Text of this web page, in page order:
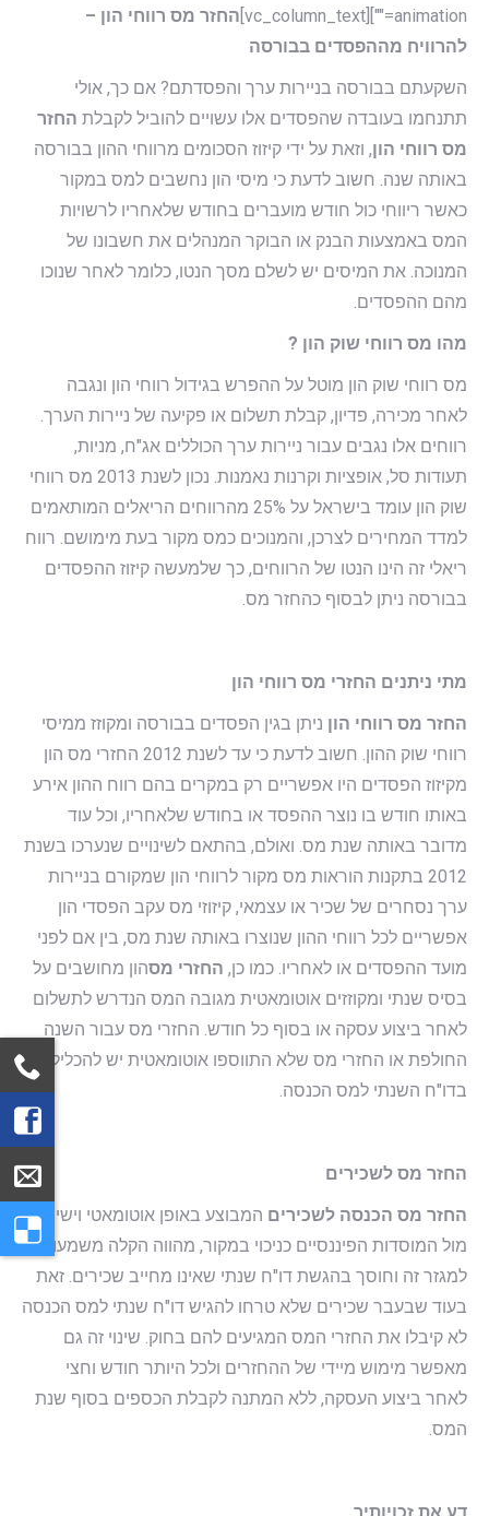
animation=""][vc_column_text]
החזר מס רווחי הון –
להרוויח מההפסדים בבורסה
השקעתם בבורסה בניירות ערך והפסדתם? אם כך, אולי
תתנחמו בעובדה שהפסדים אלו עשויים להוביל לקבלת החזר
מס רווחי הון, וזאת על ידי קיזוז הסכומים מרווחי ההון בבורסה
באותה שנה. חשוב לדעת כי מיסי הון נחשבים למס במקור
כאשר ריווחי כול חודש מועברים בחודש שלאחריו לרשויות
המס באמצעות הבנק או הבוקר המנהלים את חשבונו של
המנוכה. את המיסים יש לשלם מסך הנטו, כלומר לאחר שנוכו
מהם ההפסדים.
מהו מס רווחי שוק הון ?
מס רווחי שוק הון מוטל על ההפרש בגידול רווחי הון ונגבה
לאחר מכירה, פדיון, קבלת תשלום או פקיעה של ניירות הערך.
רווחים אלו נגבים עבור ניירות ערך הכוללים אג"ח, מניות,
תעודות סל, אופציות וקרנות נאמנות. נכון לשנת 2013 מס רווחי
שוק הון עומד בישראל על 25% מהרווחים הריאלים המותאמים
למדד המחירים לצרכן, והמנוכים כמס מקור בעת מימושם. רווח
ריאלי זה הינו הנטו של הרווחים, כך שלמעשה קיזוז ההפסדים
בבורסה ניתן לבסוף כהחזר מס.
מתי ניתנים החזרי מס רווחי הון
החזר מס רווחי הון ניתן בגין הפסדים בבורסה ומקוזז ממיסי
רווחי שוק ההון. חשוב לדעת כי עד לשנת 2012 החזרי מס הון
מקיזוז הפסדים היו אפשריים רק במקרים בהם רווח ההון אירע
באותו חודש בו נוצר ההפסד או בחודש שלאחריו, וכל עוד
מדובר באותה שנת מס. ואולם, בהתאם לשינויים שנערכו בשנת
2012 בתקנות הוראות מס מקור לרווחי הון שמקורם בניירות
ערך נסחרים של שכיר או עצמאי, קיזוזי מס עקב הפסדי הון
אפשריים לכל רווחי ההון שנוצרו באותה שנת מס, בין אם לפני
מועד ההפסדים או לאחריו. כמו כן, החזרי מסהון מחושבים על
בסיס שנתי ומקוזזים אוטומאטית מגובה המס הנדרש לתשלום
לאחר ביצוע עסקה או בסוף כל חודש. החזרי מס עבור השנה
החולפת או החזרי מס שלא התווספו אוטומאטית יש להכליל
בדו"ח השנתי למס הכנסה.
החזר מס לשכירים
החזר מס הכנסה לשכירים המבוצע באופן אוטומאטי וישיר
מול המוסדות הפיננסיים כניכוי במקור, מהווה הקלה משמעותית
למגזר זה וחוסך בהגשת דו"ח שנתי שאינו מחייב שכירים. זאת
בעוד שבעבר שכירים שלא טרחו להגיש דו"ח שנתי למס הכנסה
לא קיבלו את החזרי המס המגיעים להם בחוק. שינוי זה גם
מאפשר מימוש מיידי של ההחזרים ולכל היותר חודש וחצי
לאחר ביצוע העסקה, ללא המתנה לקבלת הכספים בסוף שנת
המס.